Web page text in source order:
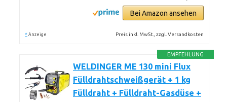
Bei Amazon ansehen
* Anzeige Preis inkl. MwSt., zzgl. Versandkosten
EMPFEHLUNG
WELDINGER ME 130 mini Flux
Fülldrahtschweißgerät + 1 kg
Fülldraht + Fülldraht-Gasdüse +